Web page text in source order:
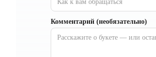
Комментарий (необязательно)